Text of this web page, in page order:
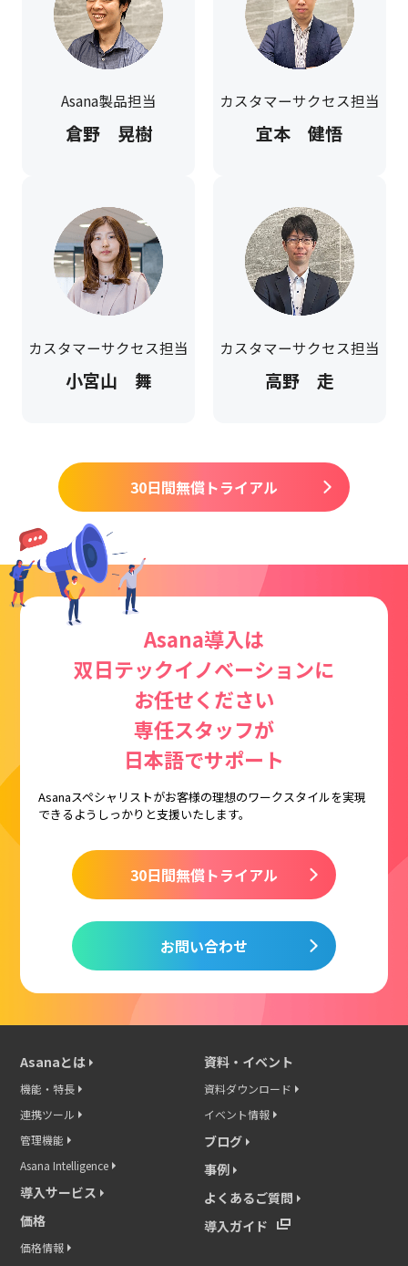
Asana製品担当
倉野 晃樹
カスタマーサクセス担当
宜本 健悟
カスタマーサクセス担当
小宮山 舞
カスタマーサクセス担当
高野 走
30日間無償トライアル
Asana導入は
双日テックイノベーションに
お任せください
専任スタッフが
日本語でサポート
Asanaスペシャリストがお客様の理想のワークスタイルを実現
できるようしっかりと支援いたします。
30日間無償トライアル
お問い合わせ
Asanaとは
機能・特長
連携ツール
管理機能
Asana Intelligence
導入サービス
価格
価格情報
資料・イベント
資料ダウンロード
イベント情報
ブログ
事例
よくあるご質問
導入ガイド